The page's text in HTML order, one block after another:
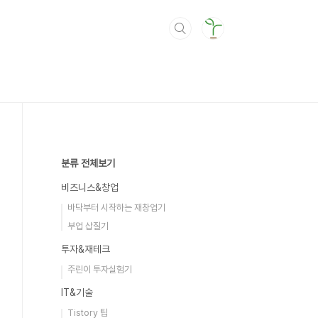
분류 전체보기
비즈니스&창업
바닥부터 시작하는 재창업기
부업 삽질기
투자&재테크
주린이 투자실험기
IT&기술
Tistory 팁